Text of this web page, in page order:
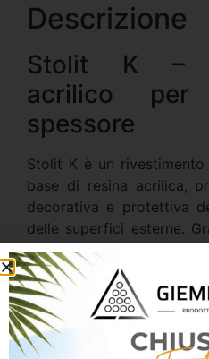
Descrizione
Stolit K –
acrilico
spessore
Stolit K è un
base di resina acrilica,
decorativa e protettiva
delle superfici esterne.
spessore con
un’elevata resistenza
aspetto estetico uniforme
Il prodotto offre ottima
traspirabilità e resistenza